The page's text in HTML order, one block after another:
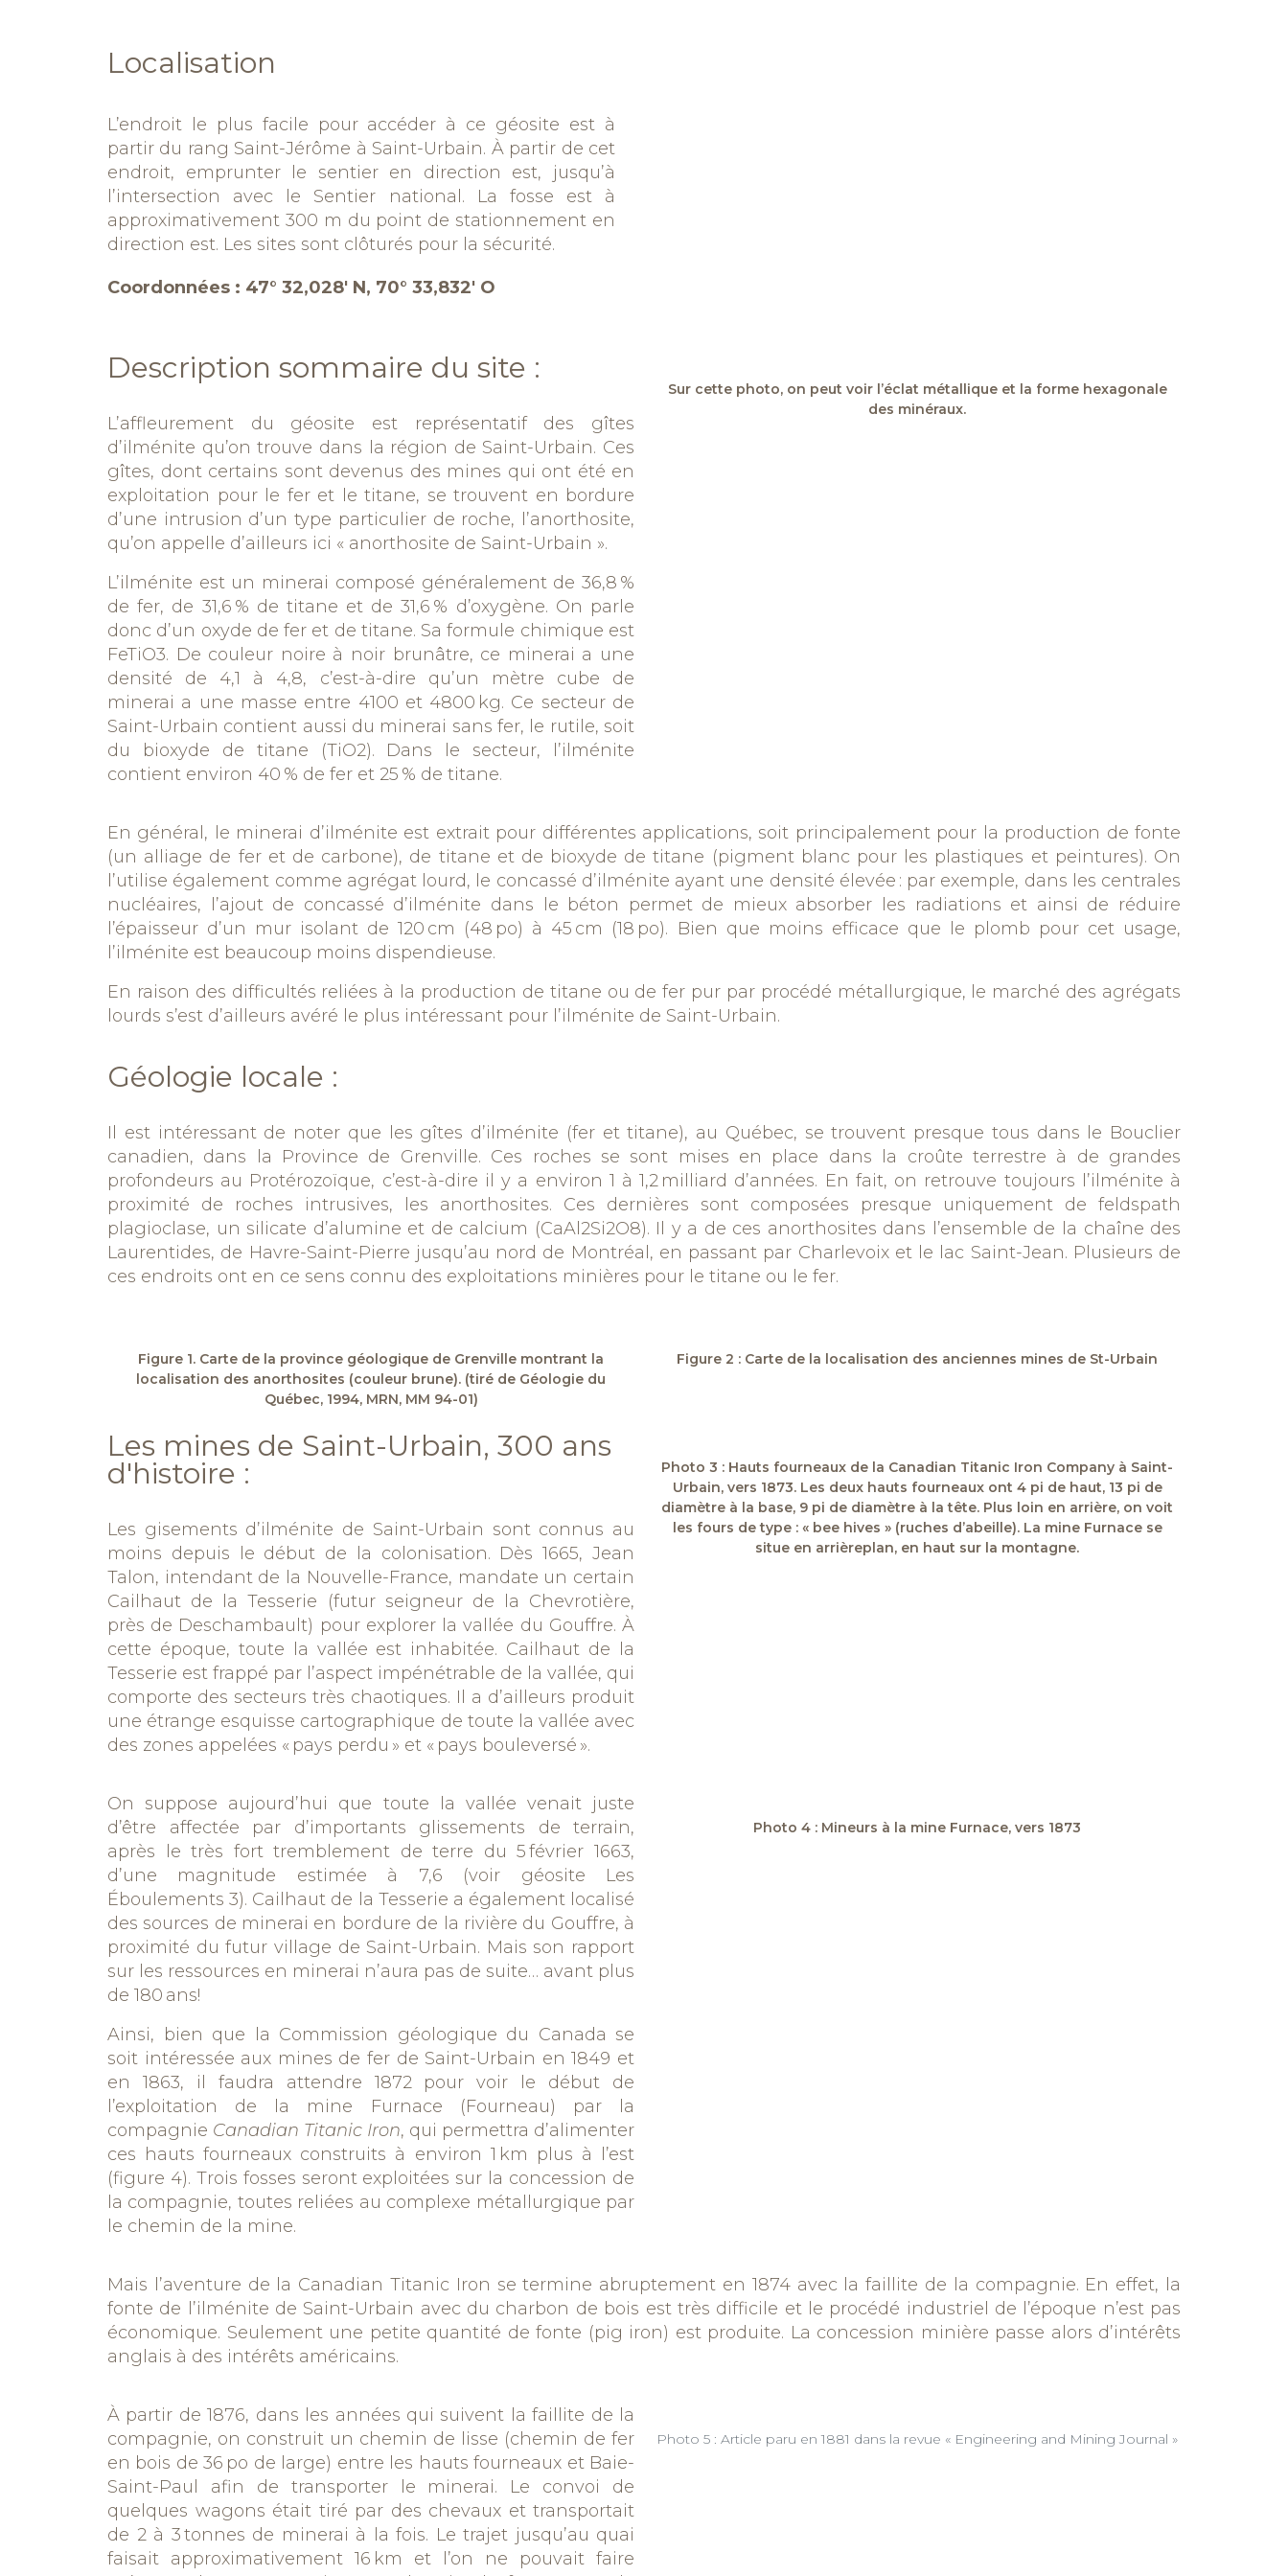
Localisation
L’endroit le plus facile pour accéder à ce géosite est à
partir du rang Saint-Jérôme à Saint-Urbain. À partir de cet
endroit, emprunter le sentier en direction est, jusqu’à
l’intersection avec le Sentier national. La fosse est à
approximativement 300 m du point de stationnement en
direction est. Les sites sont clôturés pour la sécurité.
Coordonnées : 47° 32,028′ N, 70° 33,832′ O
Description sommaire du site :
L’affleurement du géosite est
représentatif des gîtes
d’ilménite qu’on trouve dans la région de Saint-Urbain. Ces
gîtes, dont certains sont devenus des mines qui ont été en
exploitation pour le fer et le titane, se trouvent en bordure
d’une intrusion d’un type particulier de roche, l’anorthosite,
qu’on appelle d’ailleurs ici « anorthosite de Saint-Urbain ».
L’ilménite est un minerai composé généralement de 36,8 %
de fer, de 31,6 % de titane et de 31,6 % d’oxygène. On parle
donc d’un oxyde de fer et de titane. Sa formule chimique est
FeTiO3. De couleur noire à noir brunâtre, ce minerai a une
densité de 4,1 à 4,8, c’est-à-dire qu’un mètre cube de
minerai a une masse entre 4100 et 4800 kg. Ce secteur de
Saint-Urbain contient aussi du minerai sans fer, le rutile, soit
du bioxyde de titane (TiO2). Dans le secteur, l’ilménite
contient environ 40 % de fer et 25 % de titane.
Sur cette photo, on peut voir l’éclat métallique et la forme hexagonale
des minéraux.
En général, le minerai d’ilménite est extrait pour différentes applications, soit principalement pour la production de fonte
(un alliage de fer et de carbone), de titane et de bioxyde de titane (pigment blanc pour les plastiques et peintures). On
l’utilise également comme agrégat lourd, le concassé d’ilménite ayant une densité élevée : par exemple, dans les centrales
nucléaires, l’ajout de concassé d’ilménite dans le béton permet de mieux absorber les radiations et ainsi de réduire
l’épaisseur d’un mur isolant de 120 cm (48 po) à 45 cm (18 po). Bien que moins efficace que le plomb pour cet usage,
l’ilménite est beaucoup moins dispendieuse.
En raison des difficultés reliées à la production de titane ou de fer pur par procédé métallurgique, le marché des agrégats
lourds s’est d’ailleurs avéré le plus intéressant pour l’ilménite de Saint-Urbain.
Géologie locale :
Il est intéressant de noter que les gîtes d’ilménite (fer et titane), au Québec, se trouvent presque tous dans le Bouclier
canadien, dans la Province de Grenville. Ces roches se sont mises en place dans la croûte terrestre à de grandes
profondeurs au Protérozoïque, c’est-à-dire il y a environ 1 à 1,2 milliard d’années. En fait, on retrouve toujours l’ilménite à
proximité de roches intrusives, les anorthosites. Ces dernières sont composées presque uniquement de feldspath
plagioclase, un silicate d’alumine et de calcium (CaAl 2Si2O8). Il y a de ces anorthosites dans l’ensemble de la chaîne des
Laurentides, de Havre-Saint-Pierre jusqu’au nord de Montréal , en passant par Charlevoix et le lac Saint-Jean. Plusieurs de
ces endroits ont en ce sens connu des exploitations minières pour le titane ou le fer.
Figure 1. Carte de la province géologique de Grenville montrant la
localisation des anorthosites (couleur brune). (tiré de Géologie du
Québec, 1994, MRN, MM 94-01)
Figure 2 : Carte de la localisation des anciennes mines de St-Urbain
Les mines de Saint-Urbain, 300 ans
d'histoire :
Les gisements d’ilménite de Saint-Urbain sont connus au
moins depuis le début de la colonisation. Dès 1665, Jean
Talon, intendant de la Nouvelle-France, mandate un certain
Cailhaut de laTesserie (futur seigneur de la Chevrotière,
près de Deschambault) pour explorer la vallée du Gouffre. À
cette époque, toute la vallée est inhabitée. Cailhaut de la
Tesserie est frappé par l’aspect impénétrable de la vallée, qui
comporte des secteurs très chaotiques. I a d’ailleurs produit
une étrange esquisse cartographique de toute la vallée avec
des zones appelées « pays perdu » et « pays bouleversé ».
Photo 3 : Hauts fourneaux de la Canadian Titanic Iron Company à Saint-
Urbain, vers 1873. Les deux hauts fourneaux ont 4 pi de haut, 13 pi de
diamètre à la base, 9 pi de diamètre à la tête. Plus loin en arrière, on voit
les fours de type : « bee hives » (ruches d’abeille). La mine Furnace se
situe en arrièreplan, en haut sur la montagne.
On suppose aujourd’hui que toute la vallée venait juste
d’être affectée par d’importants glissements de terrain,
après le très fort tremblement de terre du 5 février 1663,
d’une magnitude estimée à 7,6 (voir géosite Les
Éboulements 3). Cailhaut de la Tesserie a également localisé
des sources de minerai en bordure de la rivière du Gouffre, à
proximité du futur village de Saint-Urbain. Mais son rapport
sur les ressources en minerai n’aura pas de suite… avant plus
de 180 ans!
Ainsi, bien que la Commission géologique du Canada se
soit intéressée aux mines de fer de Saint-Urbain en 1849 et
en 1863, il faudra attendre 1872 pour voir le début de
l’exploitation de la mine Furnace (Fourneau) par la
compagnie Canadian Titanic Iron, qui permettra d’alimenter
ces hauts fourneaux construits à environ 1 km plus à l’est
(figure 4). Trois fosses seront exploitées sur la concession de
la compagnie, toutes reliées au complexe métallurgique par
le chemin de la mine.
Photo 4 : Mineurs à la mine Furnace, vers 1873
Mais l’aventure de la Canadian Titanic Iron se termine abruptement en 1874 avec la faillite de la compagnie. En effet, la
fonte de l’ilménite de Saint-Urbain avec du charbon de bois est très difficile et le procédé industriel de l’époque n’est pas
économique. Seulement une petite quantité de fonte (pig iron) est produite. La concession minière passe alors d’intérêts
anglais à des intérêts américains.
À partir de 1876, dans les années qui suivent la faillite de la
compagnie, on construit un chemin de lisse (chemin de fer
en bois de 36 po de large) entre les hauts fourneaux et Baie-
Saint-Paul afin de transporter le minerai. Le convoi de
quelques wagons était tiré par des chevaux et transportait
de 2 à 3 tonnes de minerai à la fois. Le trajet jusqu’au quai
faisait approximativement 16 km et l’on ne pouvait faire
Photo 5 : Article paru en 1881 dans la revue « Engineering and Mining Journal »